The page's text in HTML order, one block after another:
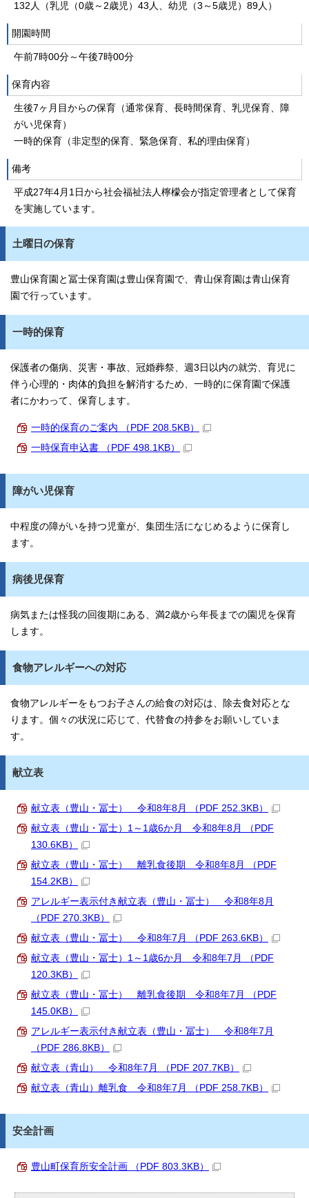
132人（乳児（0歳～2歳児）43人、幼児（3～5歳児）89人）
開園時間
午前7時00分～午後7時00分
保育内容
生後7ヶ月目からの保育（通常保育、長時間保育、乳児保育、障
がい児保育）
一時的保育（非定型的保育、緊急保育、私的理由保育）
備考
平成27年4月1日から社会福祉法人檸檬会が指定管理者として保育
を実施しています。
土曜日の保育
豊山保育園と冨士保育園は豊山保育園で、青山保育園は青山保育
園で行っています。
一時的保育
保護者の傷病、災害・事故、冠婚葬祭、週3日以内の就労、育児に
伴う心理的・肉体的負担を解消するため、一時的に保育園で保護
者にかわって、保育します。
一時的保育のご案内 （PDF 208.5KB）
一時保育申込書 （PDF 498.1KB）
障がい児保育
中程度の障がいを持つ児童が、集団生活になじめるように保育し
ます。
病後児保育
病気または怪我の回復期にある、満2歳から年長までの園児を保育
します。
食物アレルギーへの対応
食物アレルギーをもつお子さんの給食の対応は、除去食対応とな
ります。個々の状況に応じて、代替食の持参をお願いしていま
す。
献立表
献立表（豊山・冨士） 令和8年8月 （PDF 252.3KB）
献立表（豊山・冨士）1～1歳6か月 令和8年8月 （PDF
130.6KB）
献立表（豊山・冨士） 離乳食後期 令和8年8月 （PDF
154.2KB）
アレルギー表示付き献立表（豊山・冨士） 令和8年8月
（PDF 270.3KB）
献立表（豊山・冨士） 令和8年7月 （PDF 263.6KB）
献立表（豊山・冨士）1～1歳6か月 令和8年7月 （PDF
120.3KB）
献立表（豊山・冨士） 離乳食後期 令和8年7月 （PDF
145.0KB）
アレルギー表示付き献立表（豊山・冨士） 令和8年7月
（PDF 286.8KB）
献立表（青山） 令和8年7月 （PDF 207.7KB）
献立表（青山）離乳食 令和8年7月 （PDF 258.7KB）
安全計画
豊山町保育所安全計画 （PDF 803.3KB）